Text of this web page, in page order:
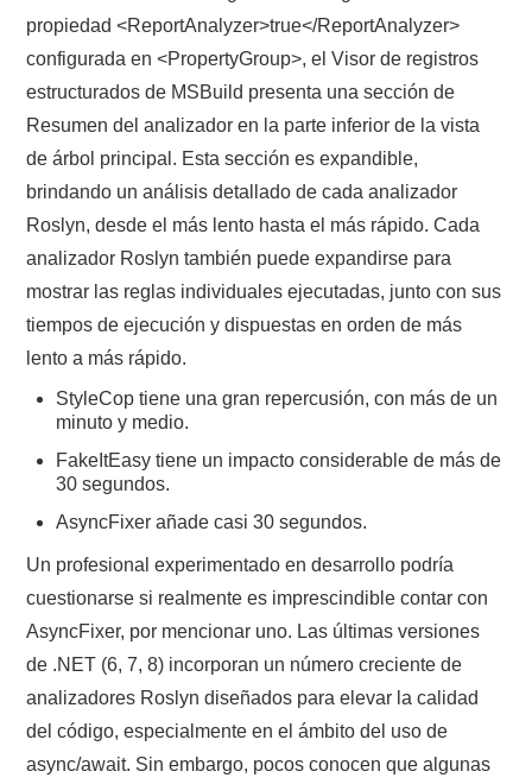
propiedad <ReportAnalyzer>true</ReportAnalyzer>
configurada en <PropertyGroup>, el Visor de registros
estructurados de MSBuild presenta una sección de
Resumen del analizador en la parte inferior de la vista
de árbol principal. Esta sección es expandible,
brindando un análisis detallado de cada analizador
Roslyn, desde el más lento hasta el más rápido. Cada
analizador Roslyn también puede expandirse para
mostrar las reglas individuales ejecutadas, junto con sus
tiempos de ejecución y dispuestas en orden de más
lento a más rápido.
StyleCop tiene una gran repercusión, con más de un
minuto y medio.
FakeItEasy tiene un impacto considerable de más de
30 segundos.
AsyncFixer añade casi 30 segundos.
Un profesional experimentado en desarrollo podría
cuestionarse si realmente es imprescindible contar con
AsyncFixer, por mencionar uno. Las últimas versiones
de .NET (6, 7, 8) incorporan un número creciente de
analizadores Roslyn diseñados para elevar la calidad
del código, especialmente en el ámbito del uso de
async/await. Sin embargo, pocos conocen que algunas